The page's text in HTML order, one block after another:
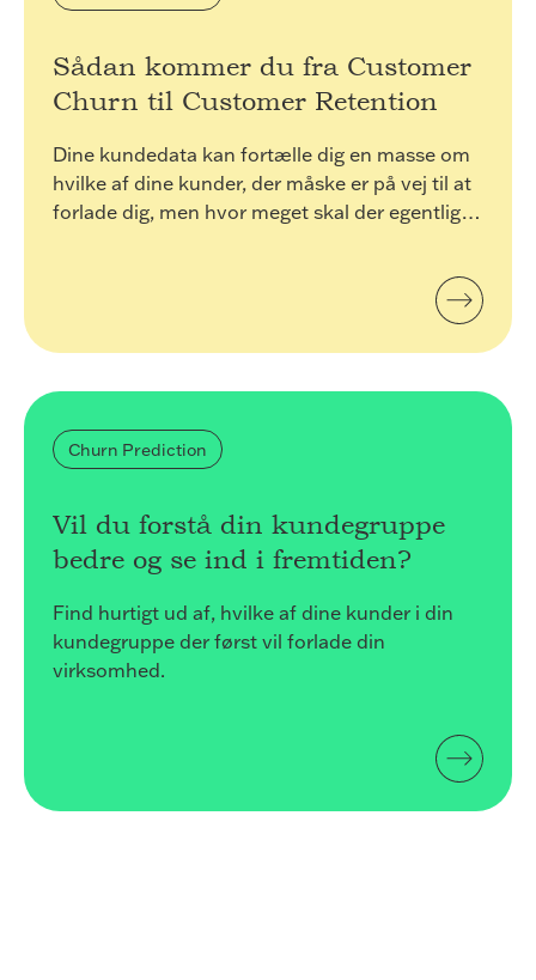
indsigt i brugernes interaktion med
oplysninger anonymt.
Marketing
tværs af websites. Hensigten er at vise annoncer,
der er relevante og engagerende for den enkelte
bruger, og dermed mere værdifulde for udgivere
og tredjeparts-annoncører.
Sådan kommer du fra Customer
Churn til Customer Retention
Dine kundedata kan fortælle dig en masse om
hvilke af dine kunder, der måske er på vej til at
forlade dig, men hvor meget skal der egentligt
Churn Prediction
Vil du forstå din kundegruppe
bedre og se ind i fremtiden?
Find hurtigt ud af, hvilke af dine kunder i din
kundegruppe der først vil forlade din
virksomhed.